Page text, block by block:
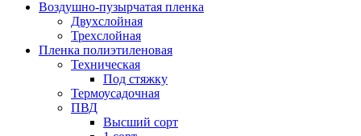
Воздушно-пузырчатая пленка
Двухслойная
Трехслойная
Пленка полиэтиленовая
Техническая
Под стяжку
Термоусадочная
ПВД
Высший сорт